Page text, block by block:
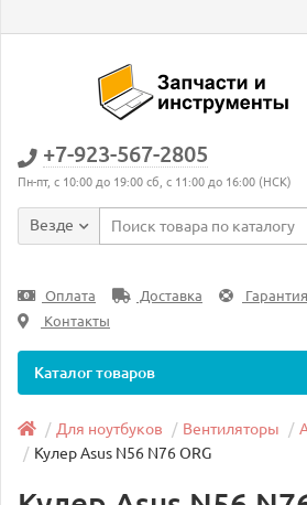
+7-923-567-2805
Пн-пт, с 10:00 до 19:00 сб, с 11:00 до 16:00 (НСК)
Везде
Оплата Доставка Гарантия
Контакты
Каталог товаров
Для ноутбуков Вентиляторы
Кулер Asus N56 N76 ORG